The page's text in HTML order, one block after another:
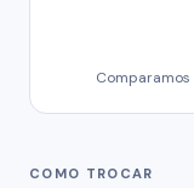
COMO TROCAR